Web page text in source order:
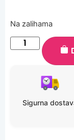
Na zalihama
Sigurna